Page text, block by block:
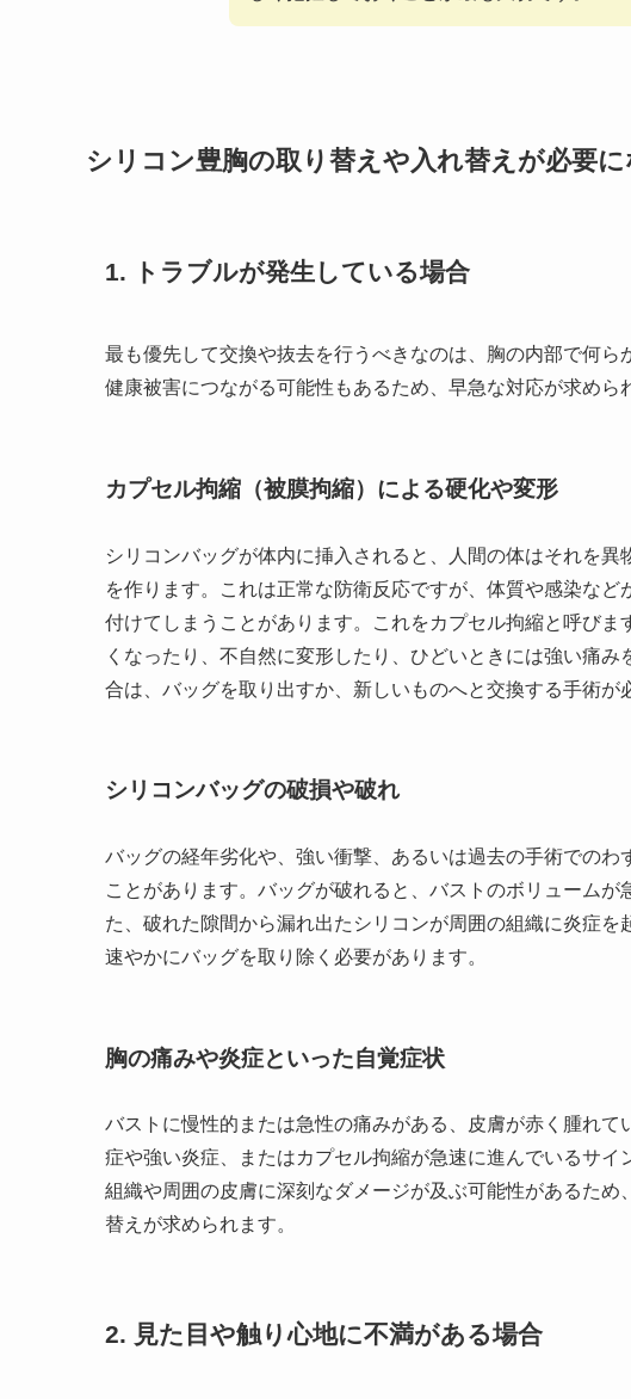
シリコン豊胸の取り替えや入れ替えが必要
1. トラブルが発生している場合
最も優先して交換や抜去を行うべきなのは、胸の内部で何
健康被害につながる可能性もあるため、早急な対応が求めら
カプセル拘縮（被膜拘縮）による硬化や変形
シリコンバッグが体内に挿入されると、人間の体はそれを
を作ります。これは正常な防衛反応ですが、体質や感染な
付けてしまうことがあります。これをカプセル拘縮と呼び
くなったり、不自然に変形したり、ひどいときには強い痛
合は、バッグを取り出すか、新しいものへと交換する手術が
シリコンバッグの破損や破れ
バッグの経年劣化や、強い衝撃、あるいは過去の手術での
ことがあります。バッグが破れると、バストのボリューム
た、破れた隙間から漏れ出たシリコンが周囲の組織に炎症を
速やかにバッグを取り除く必要があります。
胸の痛みや炎症といった自覚症状
バストに慢性的または急性の痛みがある、皮膚が赤く腫れ
症や強い炎症、またはカプセル拘縮が急速に進んでいるサ
組織や周囲の皮膚に深刻なダメージが及ぶ可能性があるた
替えが求められます。
2. 見た目や触り心地に不満がある場合